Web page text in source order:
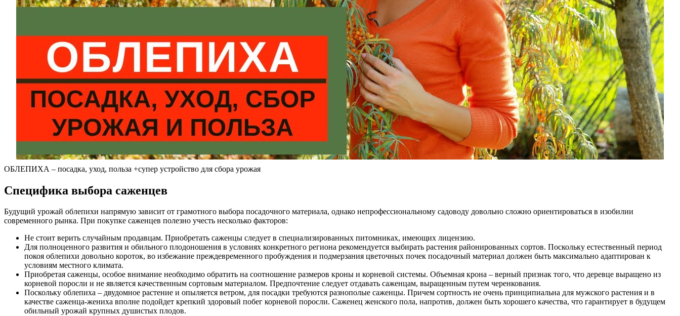
ОБЛЕПИХА – посадка, уход, польза +супер устройство для сбора урожая
Специфика выбора саженцев
Будущий урожай облепихи напрямую зависит от грамотного выбора посадочного материала, однако непрофессиональному садоводу довольно сложно ориентироваться в изобилии
современного рынка. При покупке саженцев полезно учесть несколько факторов:
Не стоит верить случайным продавцам. Приобретать саженцы следует в специализированных питомниках, имеющих лицензию.
Для полноценного развития и обильного плодоношения в условиях конкретного региона рекомендуется выбирать растения районированных сортов. Поскольку естественный период
покоя облепихи довольно короток, во избежание преждевременного пробуждения и подмерзания цветочных почек посадочный материал должен быть максимально адаптирован к
условиям местного климата.
Приобретая саженцы, особое внимание необходимо обратить на соотношение размеров кроны и корневой системы. Объемная крона – верный признак того, что деревце выращено из
корневой поросли и не является качественным сортовым материалом. Предпочтение следует отдавать саженцам, выращенным путем черенкования.
Поскольку облепиха – двудомное растение и опыляется ветром, для посадки требуются разнополые саженцы. Причем сортность не очень принципиальна для мужского растения и в
качестве саженца-жениха вполне подойдет крепкий здоровый побег корневой поросли. Саженец женского пола, напротив, должен быть хорошего качества, что гарантирует в будущем
обильный урожай крупных душистых плодов.